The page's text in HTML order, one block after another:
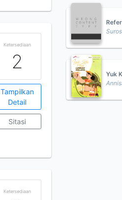
Ketersediaan
2
Tampilkan
Detail
Sitasi
Ketersediaan
Yuk